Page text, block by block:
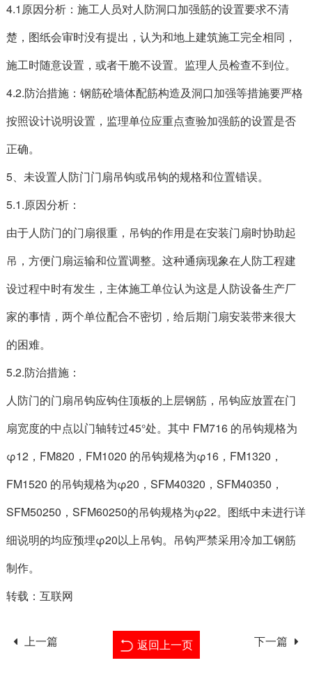
4.1原因分析：施工人员对人防洞口加强筋的设置要求不清
楚，图纸会审时没有提出，认为和地上建筑施工完全相同，
施工时随意设置，或者干脆不设置。监理人员检查不到位。
4.2.防治措施：钢筋砼墙体配筋构造及洞口加强等措施要严格
按照设计说明设置，监理单位应重点查验加强筋的设置是否
正确。
5、未设置人防门门扇吊钩或吊钩的规格和位置错误。
5.1.原因分析：
由于人防门的门扇很重，吊钩的作用是在安装门扇时协助起
吊，方便门扇运输和位置调整。这种通病现象在人防工程建
设过程中时有发生，主体施工单位认为这是人防设备生产厂
家的事情，两个单位配合不密切，给后期门扇安装带来很大
的困难。
5.2.防治措施：
人防门的门扇吊钩应钩住顶板的上层钢筋，吊钩应放置在门
扇宽度的中点以门轴转过45°处。其中 FM716 的吊钩规格为
φ12，FM820，FM1020 的吊钩规格为φ16，FM1320，
FM1520 的吊钩规格为φ20，SFM40320，SFM40350，
SFM50250，SFM60250的吊钩规格为φ22。图纸中未进行详
细说明的均应预埋φ20以上吊钩。吊钩严禁采用冷加工钢筋
制作。
转载：互联网
上一篇 返回上一页 下一篇